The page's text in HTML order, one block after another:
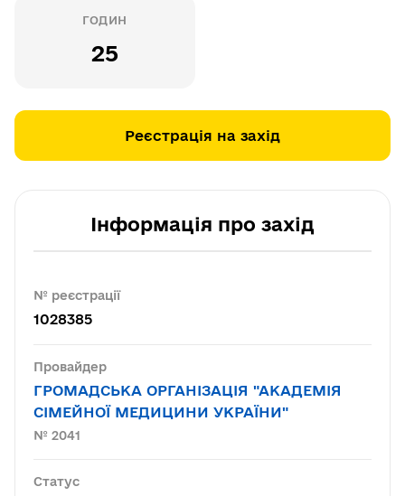
ГОДИН
25
Реєстрація на захід
Інформація про захід
№ реєстрації
1028385
Провайдер
ГРОМАДСЬКА ОРГАНІЗАЦІЯ "АКАДЕМІЯ
СІМЕЙНОЇ МЕДИЦИНИ УКРАЇНИ"
№ 2041
Статус